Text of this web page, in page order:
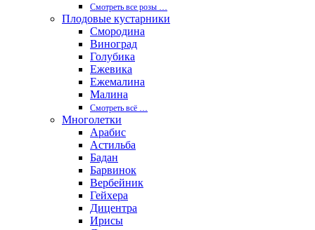
Смотреть все розы …
Плодовые кустарники
Смородина
Виноград
Голубика
Ежевика
Ежемалина
Малина
Смотреть вcё …
Многолетки
Арабис
Астильба
Бадан
Барвинок
Вербейник
Гейхера
Дицентра
Ирисы